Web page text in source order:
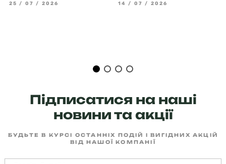
25 / 07 / 2026 14 / 07 / 2026
Підписатися на наші
новини та акції
БУДЬТЕ В КУРСІ ОСТАННІХ ПОДІЙ І ВИГІДНИХ АКЦІЙ
ВІД НАШОЇ КОМПАНІЇ